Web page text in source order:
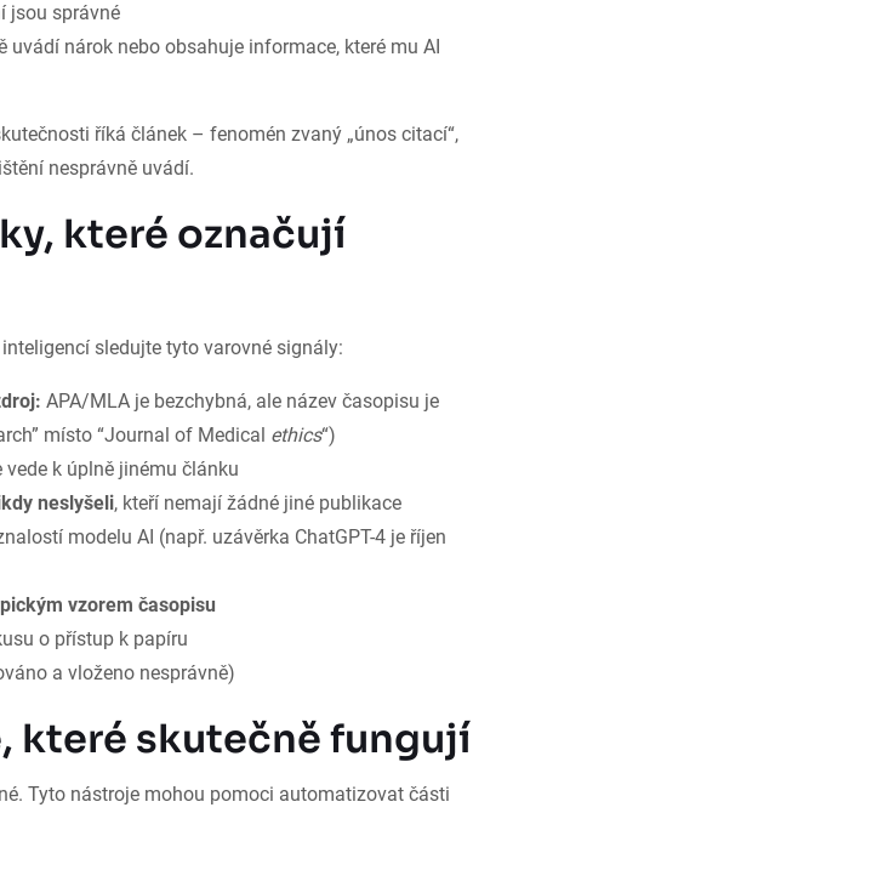
jsou správné
uvádí nárok nebo obsahuje informace, které mu AI
říká článek – fenomén zvaný „únos citací“,
nesprávně uvádí.
které označují
sledujte tyto varovné signály:
APA/MLA je bezchybná, ale název časopisu je
místo “Journal of Medical ethics“)
vede k úplně jinému článku
neslyšeli, kteří nemají žádné jiné publikace
modelu AI (např. uzávěrka ChatGPT-4 je říjen
vzorem časopisu
o přístup k papíru
a vloženo nesprávně)
které skutečně fungují
Tyto nástroje mohou pomoci automatizovat části